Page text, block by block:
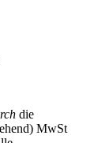
die
MwSt